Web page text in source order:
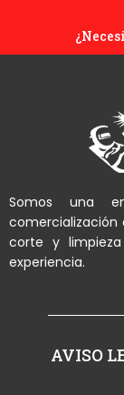
AVISO
Somos una
comercialización
corte y
experiencia.